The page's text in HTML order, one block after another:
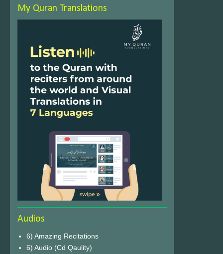
My Quran Translations
Audios
6) Amazing Recitations
6) Audio (Cd Qaulity)